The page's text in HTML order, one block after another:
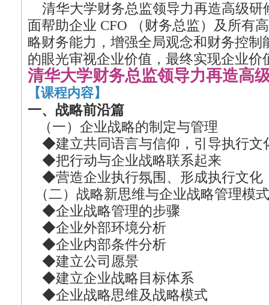
清华大学财务总监领导力再造高级研
面帮助企业 CFO （财务总监）及所有
略财务能力，增强全局观念和财务控制
的眼光审视企业价值，最终实现企业价
清华大学财务总监领导力再造高
【课程内容】
一、战略前沿篇
（一）企业战略的制定与管理
◆建立共同语言与信仰，引导执行文
◆把行动与企业战略联系起来
◆营造企业执行氛围、形成执行文化
（二）战略新思维与企业战略管理模式
◆企业战略管理的步骤
◆企业外部环境分析
◆企业内部条件分析
◆建立公司愿景
◆建立企业战略目标体系
◆企业战略思维及战略模式